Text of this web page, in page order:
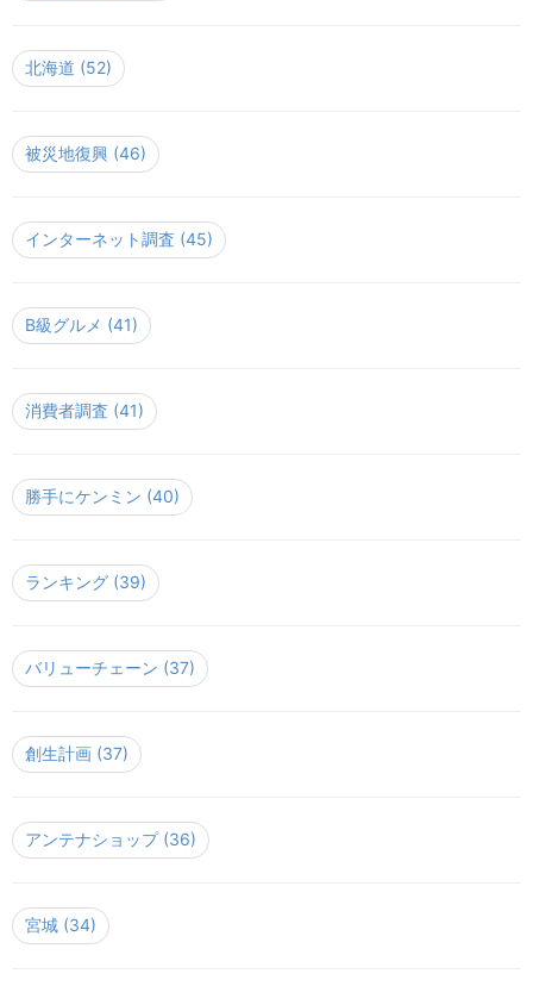
北海道 (52)
被災地復興 (46)
インターネット調査 (45)
B級グルメ (41)
消費者調査 (41)
勝手にケンミン (40)
ランキング (39)
バリューチェーン (37)
創生計画 (37)
アンテナショップ (36)
宮城 (34)